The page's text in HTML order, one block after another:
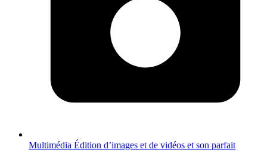
Multimédia Édition d’images et de vidéos et son parfait